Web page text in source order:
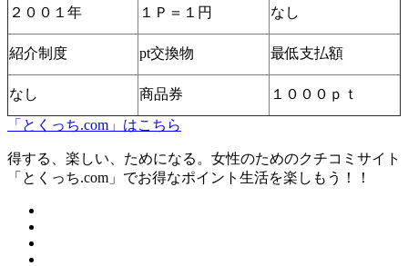
２００１年 １Ｐ＝１円 なし
紹介制度 pt交換物 最低支払額
なし 商品券
１０００ｐｔ
「とくっち.com」はこちら
得する、楽しい、ためになる。女性のためのクチコミサイト
「とくっち.com」でお得なポイント生活を楽しもう！！